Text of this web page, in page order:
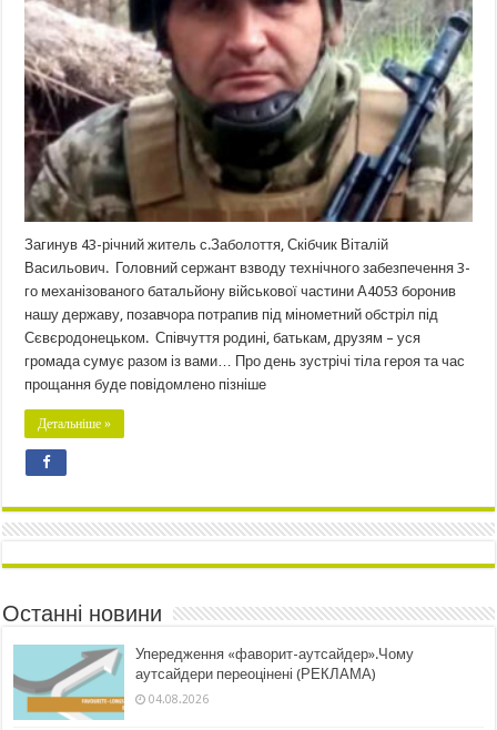
Загинув 43-річний житель с.Заболоття, Скібчик Віталій
Васильович. Головний сержант взводу технічного забезпечення 3-
го механізованого батальйону військової частини А4053 боронив
нашу державу, позавчора потрапив під мінометний обстріл під
Сєвєродонецьком. Співчуття родині, батькам, друзям – уся
громада сумує разом із вами… Про день зустрічі тіла героя та час
прощання буде повідомлено пізніше
Детальніше »
Останні новини
Упередження «фаворит-аутсайдер».Чому
аутсайдери переоцінені (РЕКЛАМА)
04.08.2026